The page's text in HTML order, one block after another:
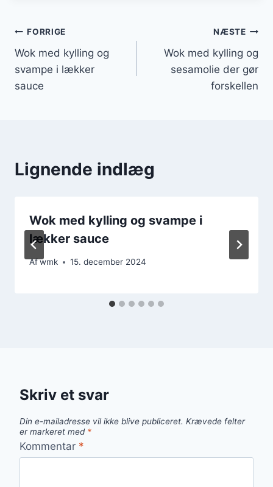
Indlægsnavigation
FORRIGE
Wok med kylling og
svampe i lækker
sauce
NÆSTE
Wok med kylling og
sesamolie der gør
forskellen
Lignende indlæg
Wok med kylling og svampe i
lækker sauce
Afwmk 15. december 2024
Skriv et svar
Din e-mailadresse vil ikke blive publiceret. Krævede felter
er markeret med *
Kommentar *